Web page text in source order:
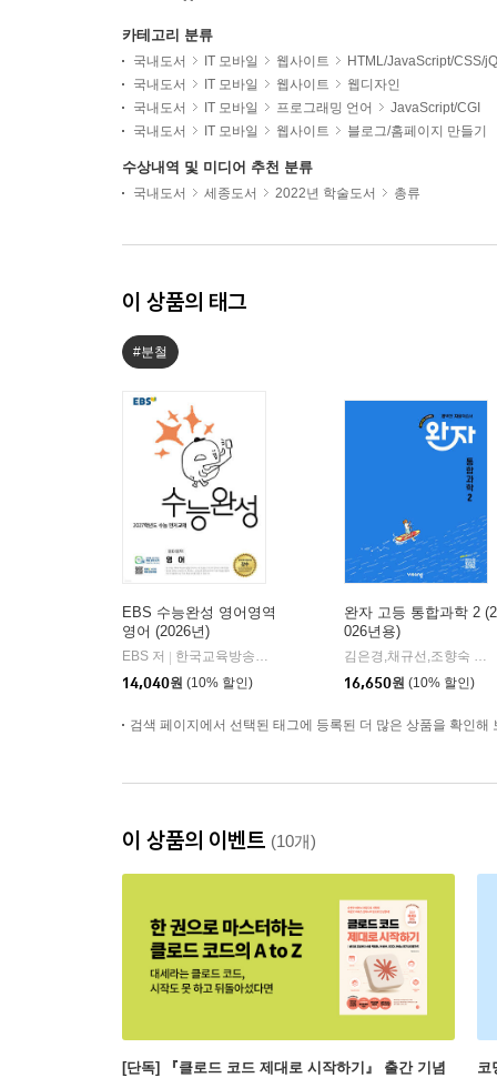
카테고리 분류
국내도서 IT 모바일 웹사이트
HTML/JavaScript/CSS/
국내도서
IT 모바일 웹사이트
웹디자인
국내도서
IT 모바일 프로그래밍 언어
JavaScript/CGI
국내도서
IT 모바일 웹사이트 블로그/홈페이지 만들기
수상내역 및 미디어 추천 분류
국내도서 세종도서 2022년 학술도서 총류
이 상품의 태그
#분철
EBS 수능완성 영어영역
영어 (2026년)
EBS 저
한국교육방송공사
14,040원 (10% 할인)
완자 고등 통합과학 2 (2
026년용)
김은경,채규선,조향숙 등저
16,650원 (10% 할인)
검색 페이지에서 선택된 태그에 등록된 더 많은 상품을 확인해
이 상품의 이벤트 (10개)
[단독] 『클로드 코드 제대로 시작하기』 출간 기념
코